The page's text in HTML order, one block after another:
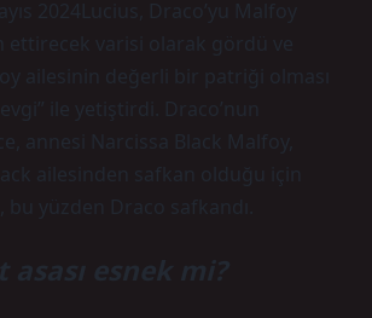
2024Lucius, Draco’yu Malfoy
ettirecek varisi olarak gördü ve
ailesinin değerli bir patriği olması
ile yetiştirdi. Draco’nun
annesi Narcissa Black Malfoy,
ailesinden safkan olduğu için
bu yüzden Draco safkandı.
asası esnek mi?